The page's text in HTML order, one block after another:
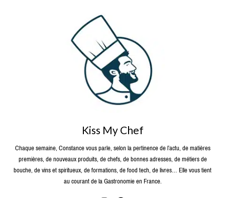
Kiss My Chef
Chaque semaine, Constance vous parle, selon la pertinence de l’actu, de matières
premières, de nouveaux produits, de chefs, de bonnes adresses, de métiers de
bouche, de vins et spiritueux, de formations, de food tech, de livres… Elle vous tient
au courant de la Gastronomie en France.